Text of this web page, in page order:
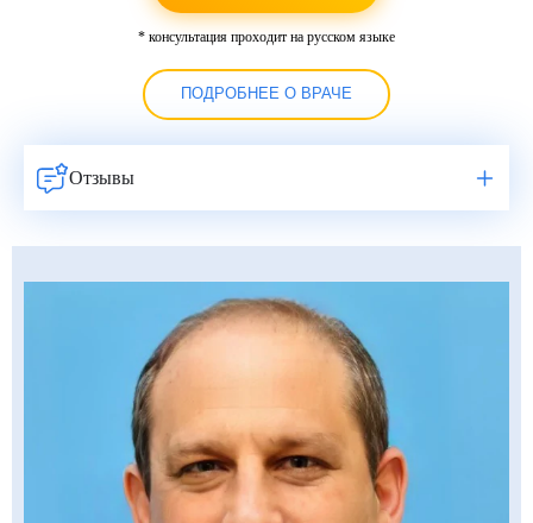
* консультация проходит на русском языке
ПОДРОБНЕЕ О ВРАЧЕ
Отзывы